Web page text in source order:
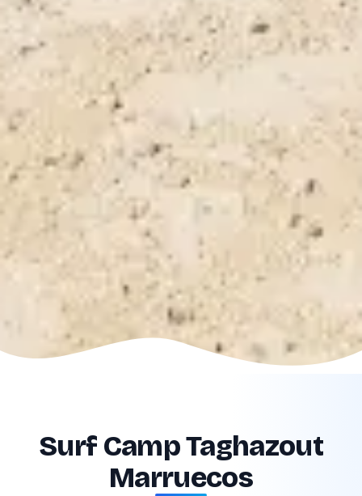
Surf Camp Taghazout
Marruecos